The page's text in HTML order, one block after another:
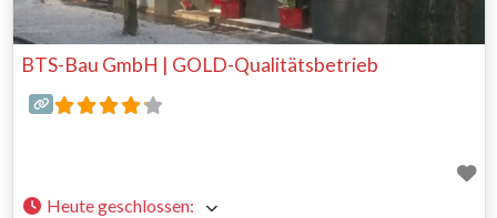
BTS-Bau GmbH | GOLD-Qualitätsbetrieb
Heute geschlossen: